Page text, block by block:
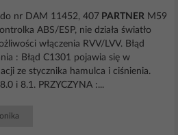
do nr DAM 11452, 407 PARTNER M59
ABS/ESP, nie działa światło
włączenia RVV/LVV. Błąd
: Błąd C1301 pojawia się w
ze stycznika hamulca i ciśnienia.
i 8.1. PRZYCZYNA :...